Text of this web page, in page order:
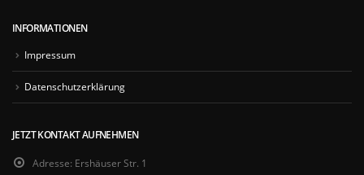
INFORMATIONEN
Impressum
Datenschutzerklärung
JETZT KONTAKT AUFNEHMEN
Adresse: Ershäuser Str. 1